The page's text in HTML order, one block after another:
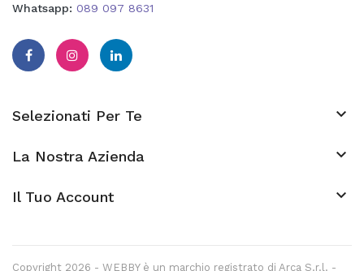
Whatsapp: 089 097 8631
Selezionati Per Te 
La Nostra Azienda 
Il Tuo Account keyboard_arrow_down
Copyright 2026 - WEBBY è un marchio registrato di Arca S.r.l. -